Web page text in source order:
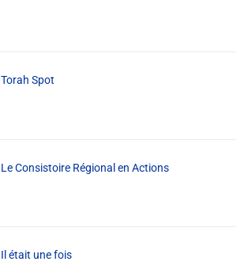
Torah Spot
Le Consistoire Régional en Actions
Il était une fois